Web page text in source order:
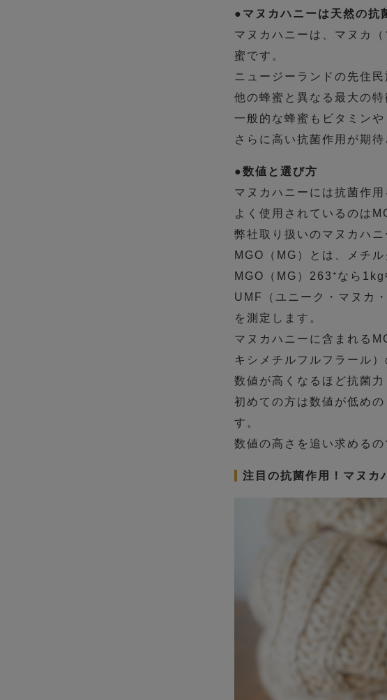
●マヌカハニーは天然の抗
マヌカハニーは、マヌカ
蜜です。
ニュージーランドの先住
他の蜂蜜と異なる最大の
一般的な蜂蜜もビタミン
さらに高い抗菌作用が期待
●数値と選び方
マヌカハニーには抗菌作
よく使用されているのは
弊社取り扱いのマヌカハ
MGO（MG）とは、メチ
MGO（MG）263⁺なら
UMF（ユニーク・マヌカ
を測定します。
マヌカハニーに含まれる
キシメチルフルフラール
数値が高くなるほど抗菌
初めての方は数値が低め
す。
数値の高さを追い求める
注目の抗菌作用！マヌカ